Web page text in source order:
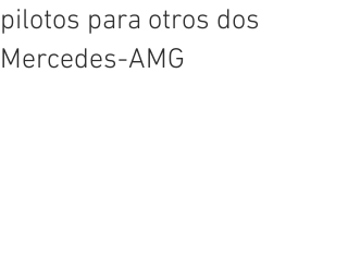
pilotos para otros dos
Mercedes-AMG